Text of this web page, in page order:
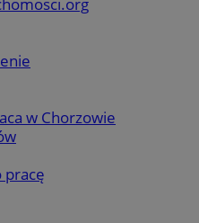
w Chorzowie
pracę